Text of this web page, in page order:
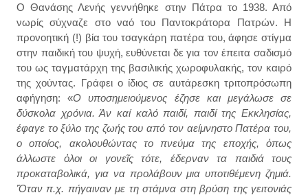
Ο Θανάσης Λενής γεννήθηκε στην Πάτρα το 1938. Από
νωρίς σύχναζε στο ναό του Παντοκράτορα Πατρών. Η
προνοητική (!) βία του τσαγκάρη πατέρα του, άφησε στίγμα
στην παιδική του ψυχή, ευθύνεται δε για τον έπειτα σαδισμό
του ως ταγματάρχη της βασιλικής χωροφυλακής, τον καιρό
της χούντας. Γράφει ο ίδιος σε αυτάρεσκη τριτοπρόσωπη
αφήγηση: «Ο υποσημειούμενος έζησε και μεγάλωσε σε
δύσκολα χρόνια. Άν καί καλό παιδί, παιδί της Εκκλησίας,
έφαγε το ξύλο της ζωής του από τον αείμνηστο Πατέρα του,
ο οποίος, ακολουθώντας το πνεύμα της εποχής, ὀπως
άλλωστε ὀλοι οι γονεῖς τότε, έδερναν τα παιδιά τους
προκαταβολικά, για να προλάβουν μια υποτιθέμενη ζημιά.
Ὅταν π.χ. πήγαιναν με τη στάμνα στη βρύση της γειτονιάς